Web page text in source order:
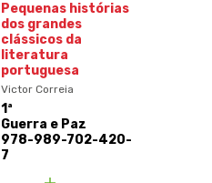
Pequenas histórias
dos grandes
clássicos da
literatura
portuguesa
Victor Correia
1ª
Guerra e Paz
978-989-702-420-
7